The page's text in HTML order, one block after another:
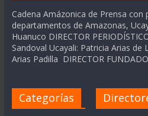
Cadena Amázonica de Prensa con
departamentos de Amazonas,
Huanuco DIRECTOR
Sandoval Ucayali: Patricia Arias de
Arias Padilla DIRECTOR
Categorías